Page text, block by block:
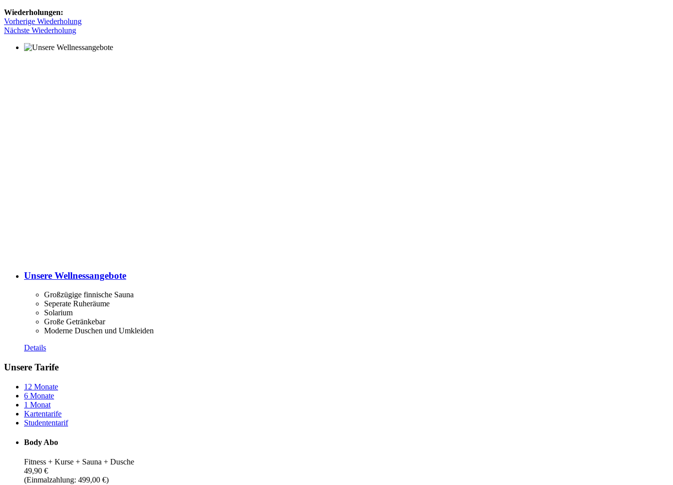
Wiederholungen:
Vorherige Wiederholung
Nächste Wiederholung
Unsere Wellnessangebote
Großzügige finnische Sauna
Seperate Ruheräume
Solarium
Große Getränkebar
Moderne Duschen und Umkleiden
Details
Unsere Tarife
12 Monate
6 Monate
1 Monat
Kartentarife
Studententarif
Body Abo
Fitness + Kurse + Sauna + Dusche
49,90 €
(Einmalzahlung: 499,00 €)